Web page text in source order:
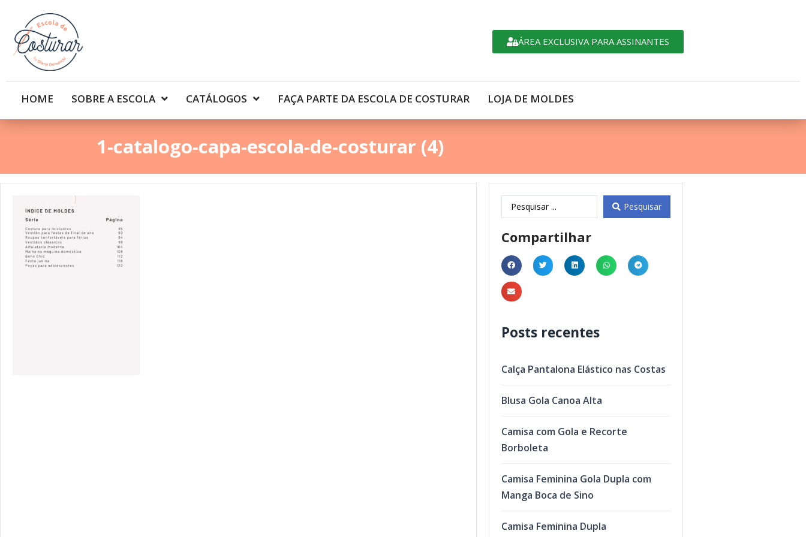
ÁREA EXCLUSIVA PARA ASSINANTES
HOME SOBRE A ESCOLA CATÁLOGOS FAÇA PARTE DA ESCOLA DE COSTURAR LOJA DE MOLDES
1-catalogo-capa-escola-de-costurar (4)
Pesquisar
Compartilhar
Posts recentes
Calça Pantalona Elástico nas Costas
Blusa Gola Canoa Alta
Camisa com Gola e Recorte
Borboleta
Camisa Feminina Gola Dupla com
Manga Boca de Sino
Camisa Feminina Dupla